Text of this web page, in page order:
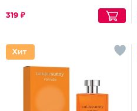
319 ₽